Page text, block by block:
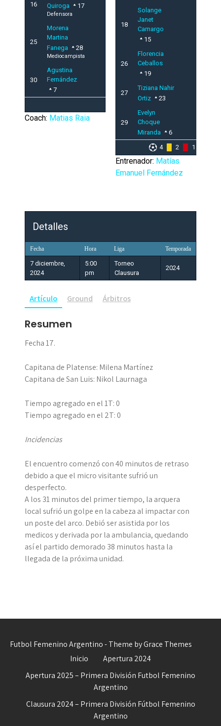
16
Quiroga
17
Defensora
25
Morena
Martina
Fanega
28
Mediocampista
30
Agustina
Fernández
7
Coach: Matias Raia
18
Solange
Janet
Camargo
15
26
Florencia
Ceballos
19
27
Tiziana Nahir
Ortiz
23
29
Evelyn
Choque
Miranda
6
4
2 1
Entrenador: Matías
Emanuel Fernández
Detalles
Fecha Hora Liga Temporada
7 diciembre,
2024
5:00
pm
Torneo
Clausura
2024
Artículo Ground Árbitros
Resumen
Fecha 17.
Capitana de Platense: Milena Martínez
Capitana de San Luis: Nikol Laurnaga
Tiempo agregado en el 1T: 0
Tiempo agregado en el 2T: 0
Incidencias
El encuentro comenzó con 40 minutos de retraso
debido a que el micro visitante sufrió un
desperfecto.
A los 31 minutos del primer tiempo, la arquera
local sufrió un golpe en la cabeza al impactar con
un poste del arco. Debió ser asistida por los
medicos y derivada por la ambulancia, quedando
así el partido demorado 38 minutos hasta la
llegada de la próxima unidad.
Futbol Femenino Argentino - Theme by Grace Themes
Inicio
Apertura 2024
Apertura 2025 – Primera División Futbol Femenino
Argentino
Clausura 2024 – Primera División Fútbol Femenino
Argentino